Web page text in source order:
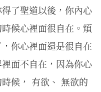
了聖道以後，你內心
候心裡面很自在。煩
你心裡面還是很自在
面不自在，因為你心
候， 有欲、 無欲的